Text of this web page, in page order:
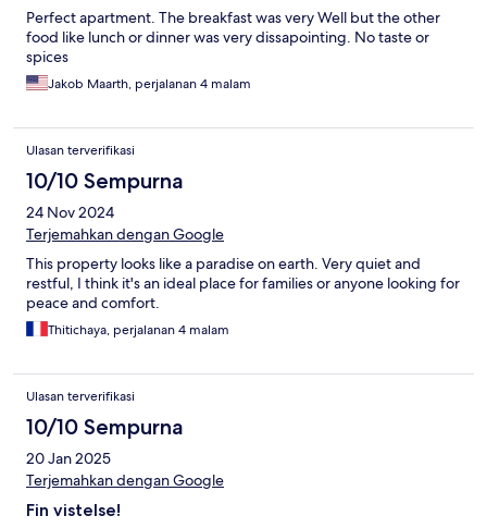
Perfect apartment. The breakfast was very Well but the other
food like lunch or dinner was very dissapointing. No taste or
spices
Jakob Maarth, perjalanan 4 malam
Ulasan terverifikasi
10/10 Sempurna
24 Nov 2024
Terjemahkan dengan Google
This property looks like a paradise on earth. Very quiet and
restful, I think it's an ideal place for families or anyone looking for
peace and comfort.
Thitichaya, perjalanan 4 malam
Ulasan terverifikasi
10/10 Sempurna
20 Jan 2025
Terjemahkan dengan Google
Fin vistelse!